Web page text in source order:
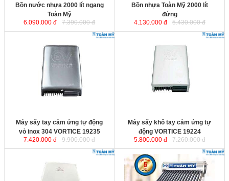
Bồn nước nhựa 2000 lít ngang
Toàn Mỹ
6.090.000 đ
7.390.000 đ
Bồn nhựa Toàn Mỹ 2000 lít
đứng
4.130.000 đ
5.430.000 đ
inox 304 VORTICE 19235
máy bằng Inox SUS304 siêu bền,
hệ thống an toàn tuyệt đối chuẩn
Châu Âu. Bộ điện tử có lớp chống
nước IPX4, hoạt động êm không
gây tiếng ồn.
Máy sấy tay cảm ứng tự động
vỏ inox 304 VORTICE 19235
7.420.000 đ
9.900.000 đ
VORTICE 19224
với vỏ máy bằng
nhựa ABS chống lão hóa, hệ thống
an toàn tuyệt đối chuẩn Châu Âu.
Bộ điện tử có lớp chống nước IPX4,
hoạt động êm không gây tiếng ồn.
Máy sấy khô tay cảm ứng tự
động VORTICE 19224
5.800.000 đ
7.260.000 đ
VORTICE 19227
Máy nước nóng năng lượng mặt
trời 240 lít ruột nhựa Nano Toàn
với ruột bình bảo ôn sản xuất